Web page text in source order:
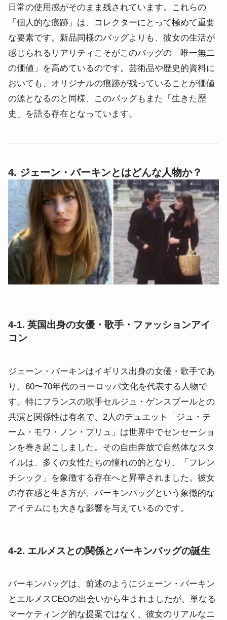
日常の使用感がそのまま残されています。これらの
「個人的な痕跡」は、コレクターにとって極めて重要
な要素です。新品同様のバッグよりも、彼女の生活が
感じられるリアリティこそがこのバッグの「唯一無二
の価値」を高めているのです。芸術品や歴史的資料に
おいても、オリジナルの痕跡が残っていることが価値
の源となるのと同様、このバッグもまた「生きた歴
史」を語る存在となっています。
4. ジェーン・バーキンとはどんな人物か？
4-1. 英国出身の女優・歌手・ファッションアイ
コン
ジェーン・バーキンはイギリス出身の女優・歌手であ
り、60〜70年代のヨーロッパ文化を代表する人物で
す。特にフランスの歌手セルジュ・ゲンスブールとの
共演と関係性は有名で、2人のデュエット「ジュ・テ
ーム・モワ・ノン・プリュ」は世界中でセンセーショ
ンを巻き起こしました。その自由奔放で自然体なスタ
イルは、多くの女性たちの憧れの的となり、「フレン
チシック」を象徴する存在へと昇華されました。彼女
の存在感と生き方が、バーキンバッグという象徴的な
アイテムにも大きな影響を与えているのです。
4-2. エルメスとの関係とバーキンバッグの誕生
バーキンバッグは、前述のようにジェーン・バーキン
とエルメスCEOの出会いから生まれましたが、単なる
マーケティング的な提案ではなく、彼女のリアルなニ